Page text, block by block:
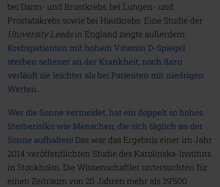
bei Darm- und Brustkrebs, bei Lungen- und
Prostatakrebs sowie bei Hautkrebs. Eine Studie der
University Leedsin England zeigte außerdem:
Krebspatienten mit hohem Vitamin D-Spiegel
sterben seltener an der Krankheit, noch dazu
verläuft sie leichter als bei Patienten mit niedrigen
Werten.
Wer die Sonne vermeidet, hat ein doppelt so hohes
Sterberisiko wie Menschen, die sich täglich an der
Sonne aufhalten! Das war das Ergebnis einer im Jahr
2014 veröffentlichten Studie des Karolinska-Instituts
in Stockholm. Die Wissenschaftler untersuchten für
einen Zeitraum von 20 Jahren mehr als 29’500